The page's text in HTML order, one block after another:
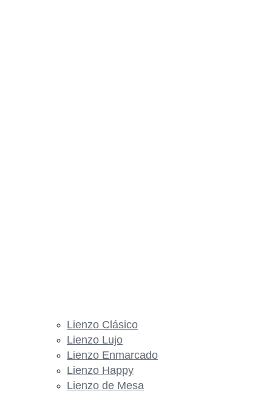
Lienzo Clásico
Lienzo Lujo
Lienzo Enmarcado
Lienzo Happy
Lienzo de Mesa